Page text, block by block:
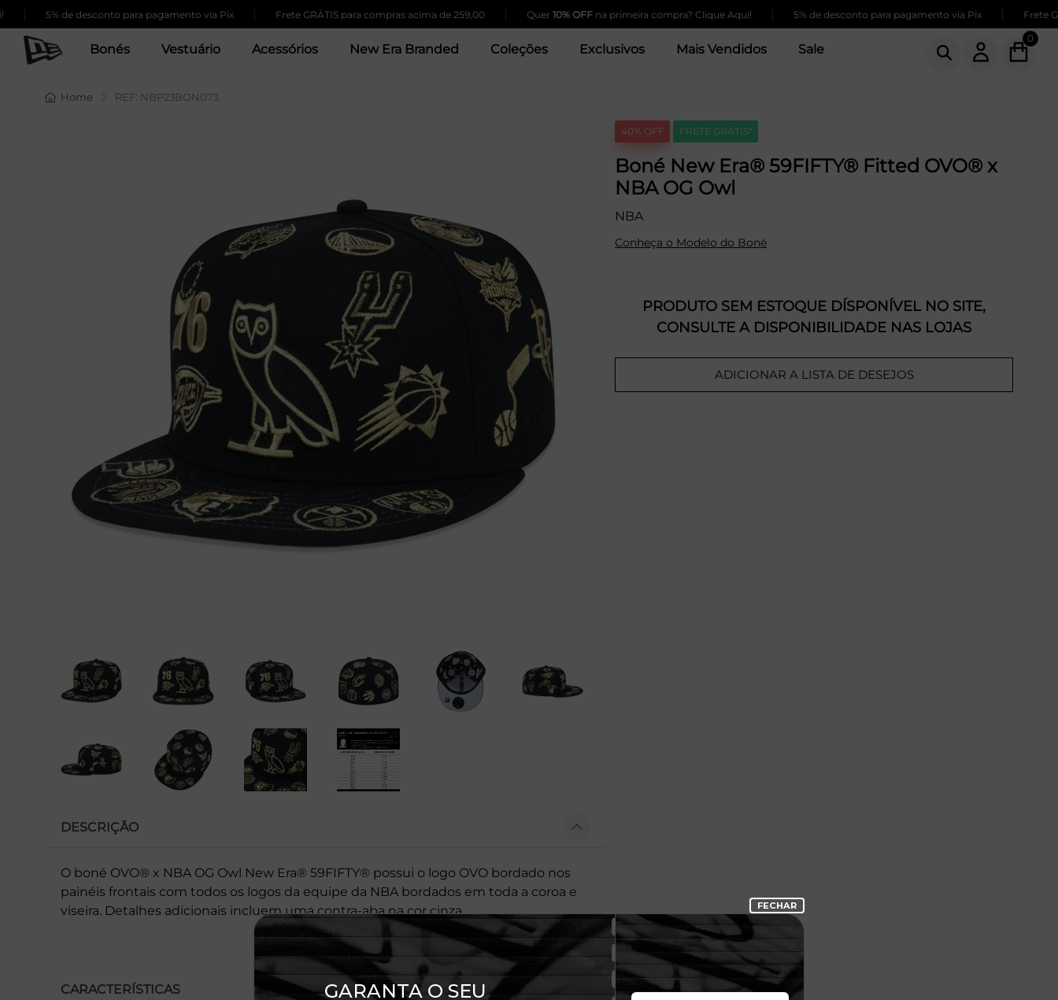
5% de desconto para pagamento via Pix | Frete GRÁTIS para compras acima de 259,00 | 10% OFFna primeira compra? Clique Aqui! | 5% de desconto para pagamento via Pix | Frete
Bonés Vestuário Acessórios New Era Branded Coleções Exclusivos Mais Vendidos Sale
0
Home REF: NBP23BON073
DESCRIÇÃO
O boné OVO® x NBA OG Owl New Era® 59FIFTY® possui o logo OVO bordado nos
painéis frontais com todos os logos da equipe da NBA bordados em toda a coroa e
viseira. Detalhes adicionais incluem uma contra-aba na cor cinza.
CARACTERÍSTICAS
40% OFF FRETE GRÁTIS*
Boné New Era® 59FIFTY® Fitted OVO® x
NBA OG Owl
NBA
Conheça o Modelo do Boné
PRODUTO SEM ESTOQUE DÍSPONÍVEL NO SITE,
CONSULTE A DISPONIBILIDADE NAS LOJAS
ADICIONAR A LISTA DE DESEJOS